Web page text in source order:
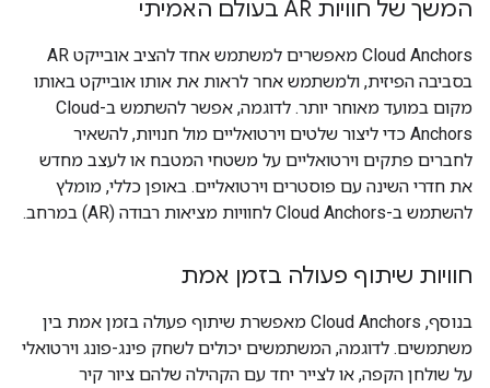
המשך של חוויות AR בעולם האמיתי
‫Cloud Anchors מאפשרים למשתמש אחד להציב אובייקט AR
בסביבה הפיזית, ולמשתמש אחר לראות את אותו אובייקט באותו
מקום במועד מאוחר יותר. לדוגמה, אפשר להשתמש ב-Cloud
Anchors כדי ליצור שלטים וירטואליים מול חנויות, להשאיר
לחברים פתקים וירטואליים על משטחי המטבח או לעצב מחדש
את חדרי השינה עם פוסטרים וירטואליים. באופן כללי, מומלץ
להשתמש ב-Cloud Anchors לחוויות מציאות רבודה (AR) במרחב.
חוויות שיתוף פעולה בזמן אמת
בנוסף, Cloud Anchors מאפשרת שיתוף פעולה בזמן אמת בין
משתמשים. לדוגמה, המשתמשים יכולים לשחק פינג-פונג וירטואלי
על שולחן הקפה, או לצייר יחד עם הקהילה שלהם ציור קיר